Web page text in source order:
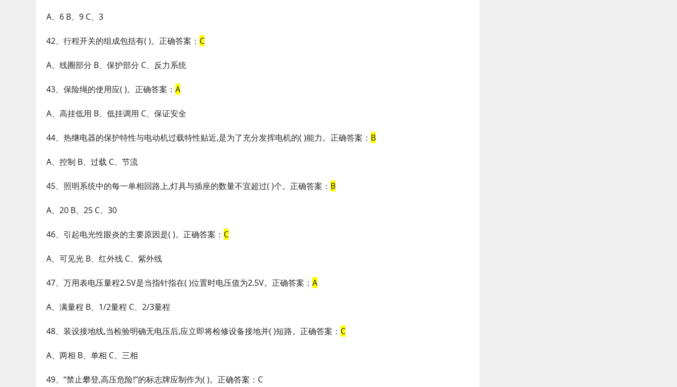
A、6 B、9 C、3
42、行程开关的组成包括有( )。正确答案： C
A、线圈部分 B、保护部分 C、反力系统
43、保险绳的使用应( )。正确答案： A
A、高挂低用 B、低挂调用 C、保证安全
44、热继电器的保护特性与电动机过载特性贴近,是为了充分发挥电机的( )能力。正确答案： B
A、控制 B、过载 C、节流
45、照明系统中的每一单相回路上,灯具与插座的数量不宜超过( )个。正确答案： B
A、20 B、25 C、30
46、引起电光性眼炎的主要原因是( )。正确答案： C
A、可见光 B、红外线 C、紫外线
47、万用表电压量程2.5V是当指针指在( )位置时电压值为2.5V。正确答案： A
A、满量程 B、1/2量程 C、2/3量程
48、装设接地线,当检验明确无电压后,应立即将检修设备接地并( )短路。正确答案： C
A、两相 B、单相 C、三相
49、“禁止攀登,高压危险!”的标志牌应制作为( )。正确答案：C